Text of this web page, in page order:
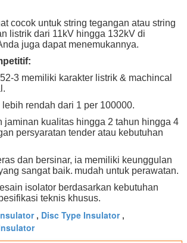
cocok untuk string tegangan atau string
listrik dari 11kV hingga 132kV di
juga dapat menemukannya.
3 memiliki karakter listrik & machincal
rendah dari 1 per 100000.
jaminan kualitas hingga 2 tahun hingga 4
persyaratan tender atau kebutuhan
dan bersinar, ia memiliki keunggulan
sangat baik. mudah untuk perawatan.
isolator berdasarkan kebutuhan
teknis khusus.
, Disc Type Insulator,